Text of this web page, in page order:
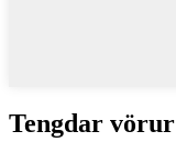
Tengdar vörur